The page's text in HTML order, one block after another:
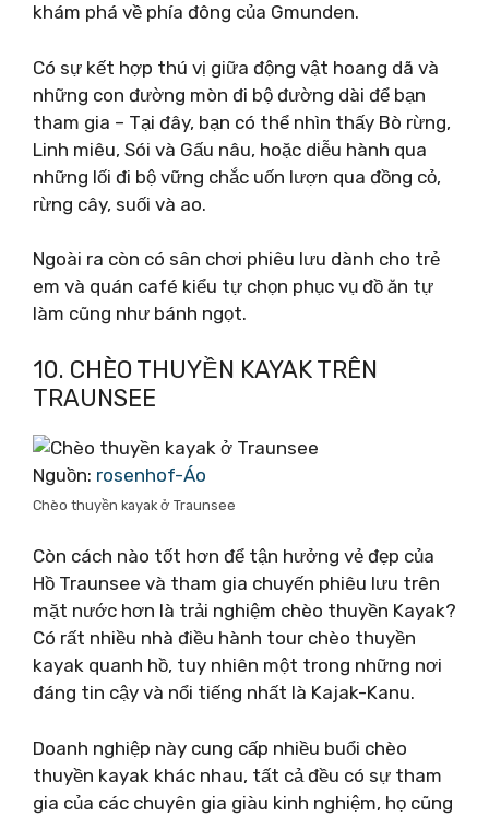
khám phá về phía đông của Gmunden.
Có sự kết hợp thú vị giữa động vật hoang dã và
những con đường mòn đi bộ đường dài để bạn
tham gia – Tại đây, bạn có thể nhìn thấy Bò rừng,
Linh miêu, Sói và Gấu nâu, hoặc diễu hành qua
những lối đi bộ vững chắc uốn lượn qua đồng cỏ,
rừng cây, suối và ao.
Ngoài ra còn có sân chơi phiêu lưu dành cho trẻ
em và quán café kiểu tự chọn phục vụ đồ ăn tự
làm cũng như bánh ngọt.
10. CHÈO THUYỀN KAYAK TRÊN
TRAUNSEE
Nguồn: rosenhof-Áo
Chèo thuyền kayak ở Traunsee
Còn cách nào tốt hơn để tận hưởng vẻ đẹp của
Hồ Traunsee và tham gia chuyến phiêu lưu trên
mặt nước hơn là trải nghiệm chèo thuyền Kayak?
Có rất nhiều nhà điều hành tour chèo thuyền
kayak quanh hồ, tuy nhiên một trong những nơi
đáng tin cậy và nổi tiếng nhất là Kajak-Kanu.
Doanh nghiệp này cung cấp nhiều buổi chèo
thuyền kayak khác nhau, tất cả đều có sự tham
gia của các chuyên gia giàu kinh nghiệm, họ cũng